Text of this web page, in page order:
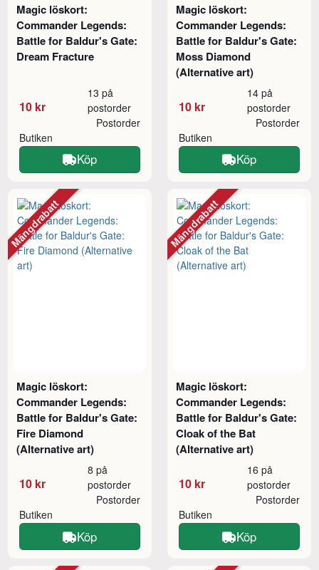
Magic löskort:
Commander Legends:
Battle for Baldur's Gate:
Dream Fracture
10 kr
13 på
postorder
Butiken
Postorder
Köp
Magic löskort:
Commander Legends:
Battle for Baldur's Gate:
Moss Diamond
(Alternative art)
10 kr
14 på
postorder
Butiken
Postorder
Köp
Magic löskort:
Commander Legends:
Battle for Baldur's Gate:
Fire Diamond
(Alternative art)
10 kr
8 på
postorder
Butiken
Postorder
Köp
Mängdrabatt
Magic löskort:
Commander Legends:
Battle for Baldur's Gate:
Cloak of the Bat
(Alternative art)
10 kr
16 på
postorder
Butiken
Postorder
Köp
Mängdrabatt